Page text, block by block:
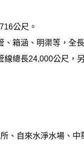
公尺。
、箱涵、明渠等，全
線總長24,000公尺，
、自來水淨水場、中